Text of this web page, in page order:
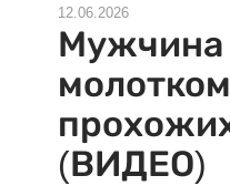
12.06.2026
Мужчина
(ВИДЕО)